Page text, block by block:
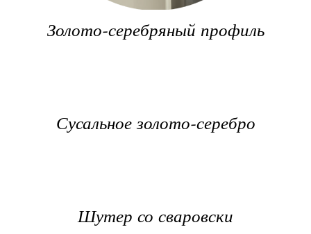
Золото-серебряный профиль
Сусальное золото-серебро
Шутер со сваровски